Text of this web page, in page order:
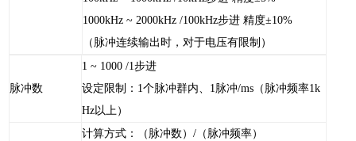
1000kHz ~ 2000kHz /100kHz步进 精度±10%
（脉冲连续输出时，对于电压有限制）
脉冲数
1 ~ 1000 /1步进
设定限制：1个脉冲群内、1脉冲/ms（脉冲频率1k
Hz以上）
计算方式：（脉冲数）/（脉冲频率）